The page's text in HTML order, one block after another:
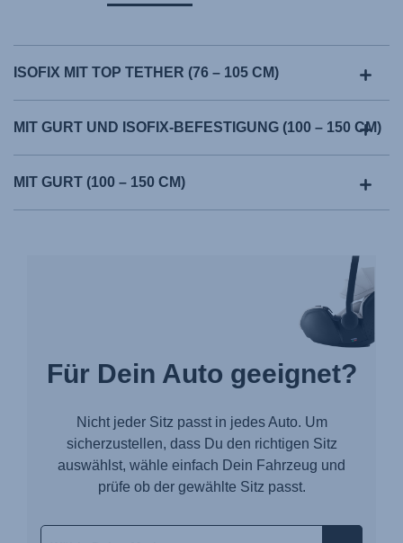
ISOFIX MIT TOP TETHER (76 – 105 CM)
MIT GURT UND ISOFIX-BEFESTIGUNG (100 – 150 CM)
MIT GURT (100 – 150 CM)
Für Dein Auto geeignet?
Nicht jeder Sitz passt in jedes Auto. Um
sicherzustellen, dass Du den richtigen Sitz
auswählst, wähle einfach Dein Fahrzeug und
prüfe ob der gewählte Sitz passt.